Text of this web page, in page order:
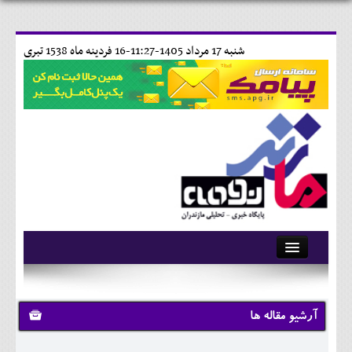
16 فردينه ماه 1538 تبری شنبه 17 مرداد 1405-11:27-
آرشیو
تماس با ما
وبلاگ
آرشیو مقاله ها